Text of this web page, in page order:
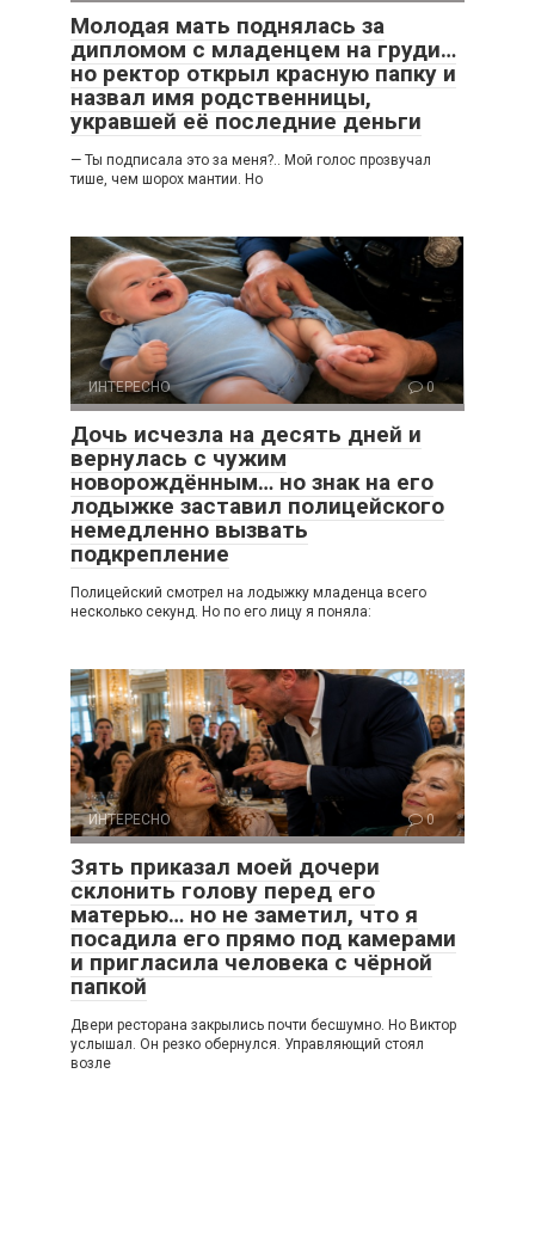
Молодая мать поднялась за
дипломом с младенцем на груди…
но ректор открыл красную папку и
назвал имя родственницы,
укравшей её последние деньги
— Ты подписала это за меня?.. Мой голос прозвучал
тише, чем шорох мантии. Но
ИНТЕРЕСНО 0
Дочь исчезла на десять дней и
вернулась с чужим
новорождённым… но знак на его
лодыжке заставил полицейского
немедленно вызвать
подкрепление
Полицейский смотрел на лодыжку младенца всего
несколько секунд. Но по его лицу я поняла:
ИНТЕРЕСНО 0
Зять приказал моей дочери
склонить голову перед его
матерью… но не заметил, что я
посадила его прямо под камерами
и пригласила человека с чёрной
папкой
Двери ресторана закрылись почти бесшумно. Но Виктор
услышал. Он резко обернулся. Управляющий стоял
возле